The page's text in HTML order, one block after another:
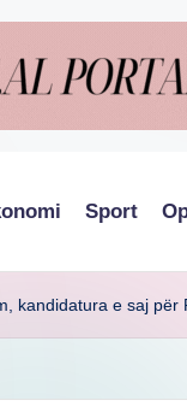
Sport
kandidatura e saj për